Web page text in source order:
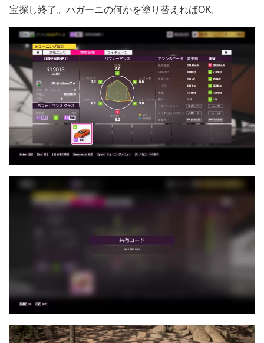
宝探し終了。パガーニの何かを塗り替えればOK。